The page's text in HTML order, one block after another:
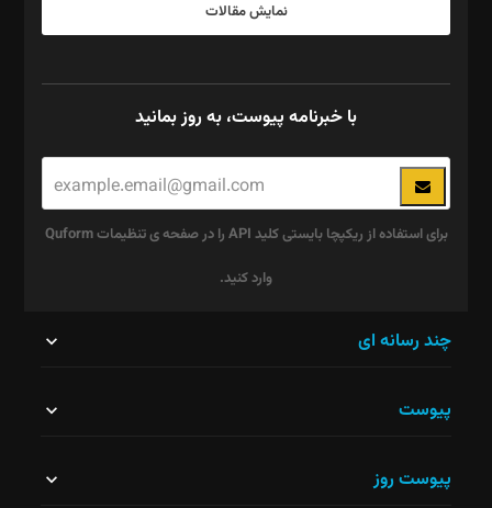
نمایش مقالات
با خبرنامه پیوست، به روز بمانید
برای استفاده از ریکپچا بایستی کلید API را در صفحه ی تنظیمات Quform
وارد کنید.
نباید
چند رسانه ای
پیوست
پیوست روز